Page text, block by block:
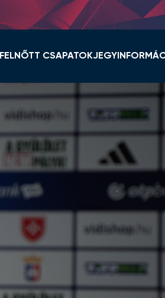
FELNŐTT CSAPATOK
MENETREND
NB I
LOUNGE
KLUBKÁRTYA